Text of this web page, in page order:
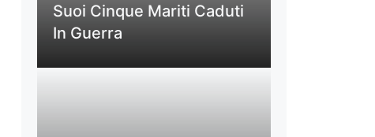
Suoi Cinque Mariti Caduti
In Guerra